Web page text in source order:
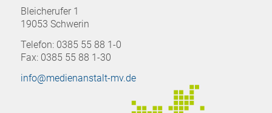
Bleicherufer 1
19053 Schwerin
Telefon: 0385 55 88 1-0
Fax: 0385 55 88 1-30
info@medienanstalt-mv.de